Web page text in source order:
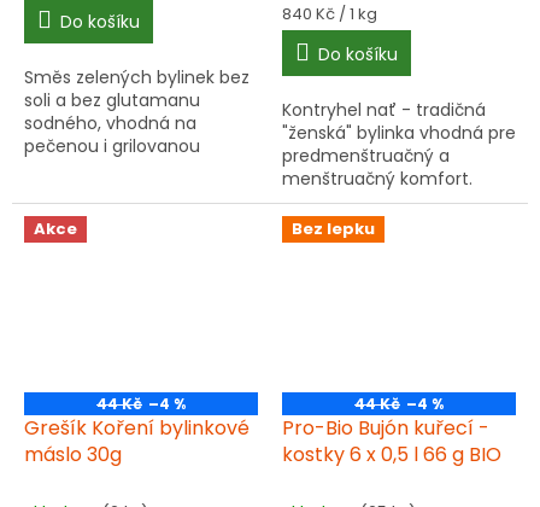
Do košíku
Směs zelených bylinek bez
soli a bez glutamanu
sodného, vhodná na
pečenou i grilovanou
Měrná
cena:
840 Kč / 1 kg
Do košíku
Kontryhel nať - tradičná
"ženská" bylinka vhodná pre
predmenštruačný a
menštruačný komfort.
Podporuje aj normálne
trávenie. Kvalitná sušená
nať na prípravu nálevu.
Akce
44 Kč –4 %
Grešík Koření bylinkové
máslo 30g
Bez lepku
44 Kč –4 %
Pro-Bio Bujón kuřecí -
kostky 6 x 0,5 l 66 g BIO